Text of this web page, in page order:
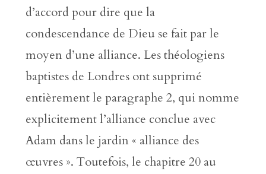
d’accord pour dire que la
condescendance de Dieu se fait par le
moyen d’une alliance. Les théologiens
baptistes de Londres ont supprimé
entièrement le paragraphe 2, qui nomme
explicitement l’alliance conclue avec
Adam dans le jardin « alliance des
œuvres ». Toutefois, le chapitre 20 au